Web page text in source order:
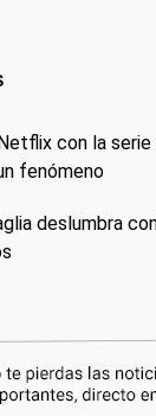
con la serie
fenómeno
deslumbra